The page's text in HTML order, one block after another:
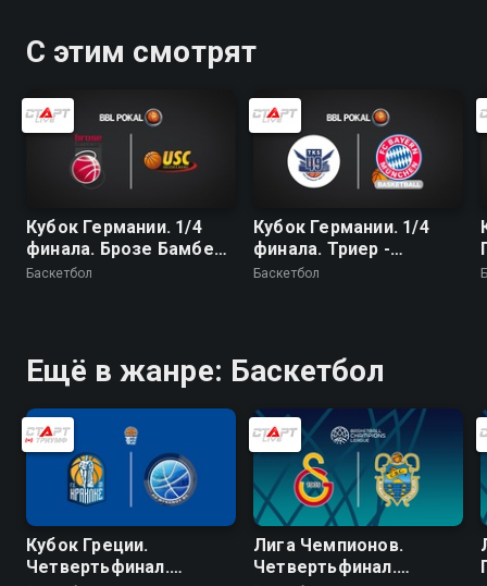
С этим смотрят
Кубок Германии. 1/4
финала. Брозе Бамберг
- Гидельберг
Баскетбол
Кубок Германии. 1/4
финала. Триер -
Бавария
Баскетбол
Ещё в жанре: Баскетбол
Кубок Греции.
Четвертьфинал.
Лига Чемпионов.
Четвертьфинал.